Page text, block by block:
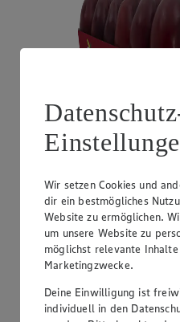
Angebot:Unsere
1.49
Festpreis von
aus
Wir setzen Cookies und
dir ein bestmögliches
Website zu ermöglichen.
um unsere Website zu
möglichst relevante
Marketingzwecke.
Deine Einwilligung ist
individuell in den